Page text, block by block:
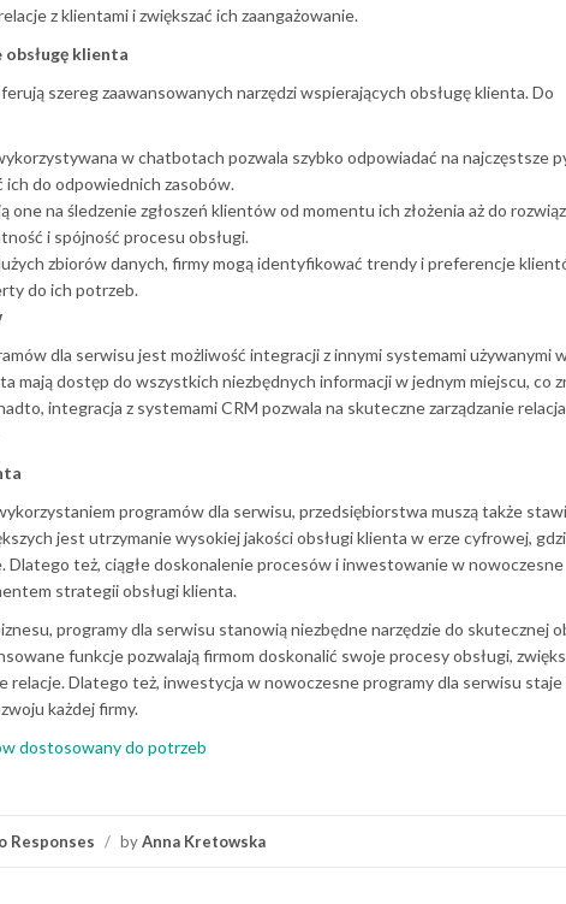
z klientami i zwiększać ich zaangażowanie.
klienta
szereg zaawansowanych narzędzi wspierających obsługę klienta. Do
w chatbotach pozwala szybko odpowiadać na najczęstsze
do odpowiednich zasobów.
one na śledzenie zgłoszeń klientów od momentu ich złożenia aż do
i spójność procesu obsługi.
zbiorów danych, firmy mogą identyfikować trendy i preferencje
do ich potrzeb.
dla serwisu jest możliwość integracji z innymi systemami używanymi
mają dostęp do wszystkich niezbędnych informacji w jednym miejscu, co
integracja z systemami CRM pozwala na skuteczne zarządzanie
programów dla serwisu, przedsiębiorstwa muszą także
jest utrzymanie wysokiej jakości obsługi klienta w erze cyfrowej,
Dlatego też, ciągłe doskonalenie procesów i inwestowanie w nowoczesne
strategii obsługi klienta.
programy dla serwisu stanowią niezbędne narzędzie do skutecznej
funkcje pozwalają firmom doskonalić swoje procesy obsługi,
relacje. Dlatego też, inwestycja w nowoczesne programy dla serwisu staje
każdej firmy.
dostosowany do potrzeb
Responses / byAnna Kretowska